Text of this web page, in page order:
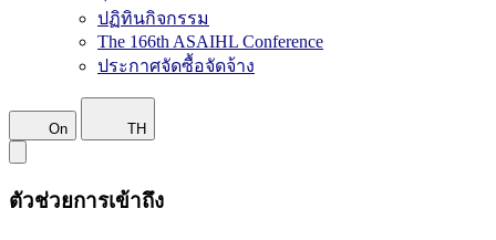
ปฏิทินกิจกรรม
The 166th ASAIHL Conference
ประกาศจัดซื้อจัดจ้าง
On TH
ตัวช่วยการเข้าถึง